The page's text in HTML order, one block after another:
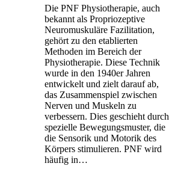
Die PNF Physiotherapie, auch
bekannt als Propriozeptive
Neuromuskuläre Fazilitation,
gehört zu den etablierten
Methoden im Bereich der
Physiotherapie. Diese Technik
wurde in den 1940er Jahren
entwickelt und zielt darauf ab,
das Zusammenspiel zwischen
Nerven und Muskeln zu
verbessern. Dies geschieht durch
spezielle Bewegungsmuster, die
die Sensorik und Motorik des
Körpers stimulieren. PNF wird
häufig in…